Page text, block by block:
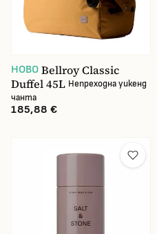
НОВО Bellroy Classic
Duffel 45L Непреходна уикенд
чанта
185,88 €